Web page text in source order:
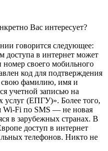
Вас интересует?
говорится следующее:
доступа в интернет может
номер своего мобильного
код для подтверждения
свою фамилию, имя и
учетной записью на
услуг (ЕПГУ)». Более того,
Wi-Fi по SMS — не новая
в зарубежных странах. В
доступ в интернет
телефонов. Никто не